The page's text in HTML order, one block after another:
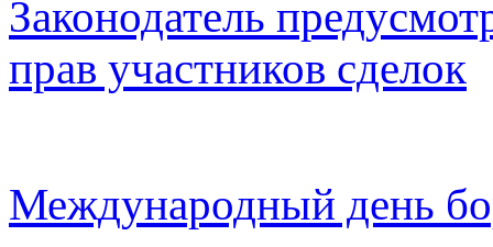
Законодатель
прав участников сделок
Международный день